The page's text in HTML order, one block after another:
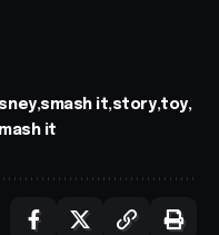
smash it story toy
it